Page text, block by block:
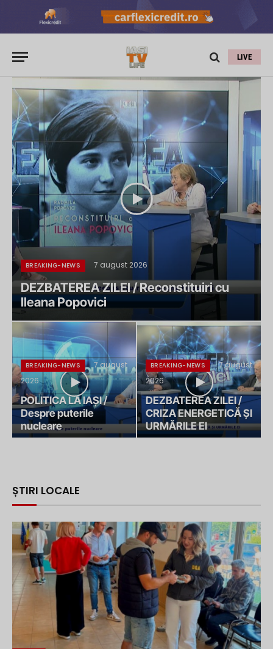
LIVE
BREAKING-NEWS 7 august 2026
DEZBATEREA ZILEI / Reconstituiri cu
Ileana Popovici
BREAKING-NEWS
7 august
2026
POLITICA LA IAȘI /
Despre puterile
nucleare
BREAKING-NEWS
7 august
2026
DEZBATEREA ZILEI /
CRIZA ENERGETICĂ ȘI
URMĂRILE EI
ȘTIRI LOCALE